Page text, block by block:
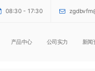
08:30 - 17:30
产品中心 公司实力 新闻